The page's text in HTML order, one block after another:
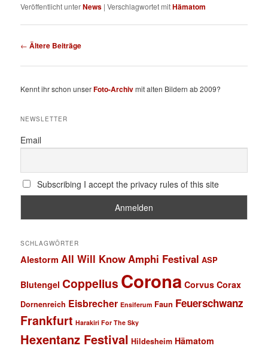
Veröffentlicht unterNews |Verschlagwortet mitHämatom
Beitragsnavigation
← Ältere Beiträge
Kennt ihr schon unserFoto-Archivmit alten Bildern ab 2009?
NEWSLETTER
Email
Subscribing I accept the privacy rules of this site
SCHLAGWÖRTER
Alestorm All Will KnowAmphi Festival ASP
Blutengel Coppelius Corona Corvus Corax
Dornenreich Eisbrecher Ensiferum Faun Feuerschwanz
Frankfurt Harakiri For The Sky
Hexentanz Festival Hildesheim Hämatom